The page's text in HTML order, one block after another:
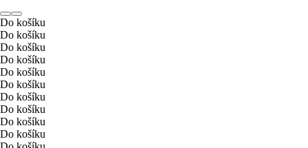
Do košíku
Do košíku
Do košíku
Do košíku
Do košíku
Do košíku
Do košíku
Do košíku
Do košíku
Do košíku